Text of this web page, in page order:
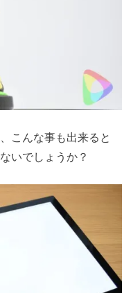
こんな事も出来ると
いでしょうか？